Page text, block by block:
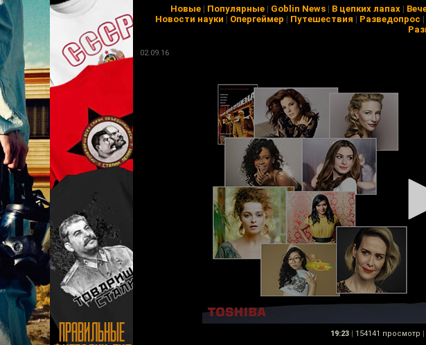
Новые | Популярные | Goblin News | В цепких лапах |
Новости науки | Опергеймер | Путешествия | Разведопрос |
02.09.16
19:23 | 154141 просмотр |